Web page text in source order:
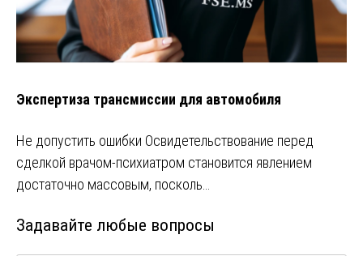
Экспертиза трансмиссии для автомобиля
Не допустить ошибки Освидетельствование перед
сделкой врачом-психиатром становится явлением
достаточно массовым, посколь…
Задавайте любые вопросы